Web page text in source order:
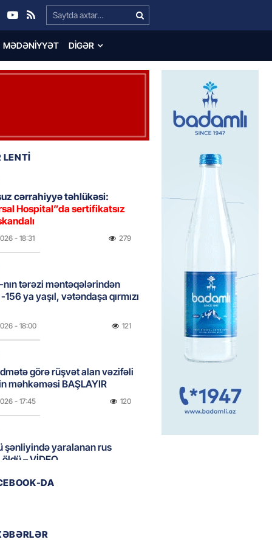
Search…
MƏDƏNIYYƏT DIGƏR
cərrahiyyə təhlükəsi:
Hospital”da sertifikatsız
- 18:31 279
nın tərəzi məntəqələrindən
ya yaşıl, vətəndaşa qırmızı
- 18:00 121
görə rüşvət alan vəzifəli
məhkəməsi BAŞLAYIR
- 17:45 120
şənliyində yaralanan rus
– VİDEO
546 min manatı 20
DA